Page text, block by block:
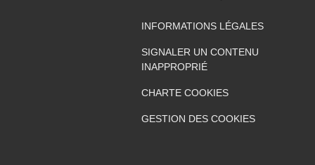
INFORMATIONS LÉGALES
SIGNALER UN CONTENU
INAPPROPRIÉ
CHARTE COOKIES
GESTION DES COOKIES